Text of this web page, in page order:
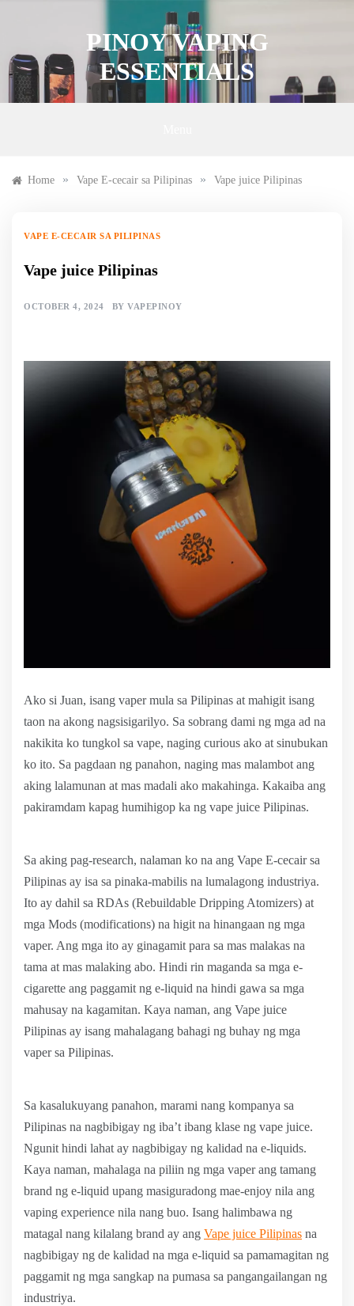
PINOY VAPING
ESSENTIALS
Home » Vape E-cecair sa Pilipinas » Vape juice Pilipinas
VAPE E-CECAIR SA PILIPINAS
Vape juice Pilipinas
OCTOBER 4, 2024 BY VAPEPINOY
Ako si Juan, isang vaper mula sa Pilipinas at mahigit isang
taon na akong nagsisigarilyo. Sa sobrang dami ng mga ad na
nakikita ko tungkol sa vape, naging curious ako at sinubukan
ko ito. Sa pagdaan ng panahon, naging mas malambot ang
aking lalamunan at mas madali ako makahinga. Kakaiba ang
pakiramdam kapag humihigop ka ng vape juice Pilipinas.
Sa aking pag-research, nalaman ko na ang Vape E-cecair sa
Pilipinas ay isa sa pinaka-mabilis na lumalagong industriya.
Ito ay dahil sa RDAs (Rebuildable Dripping Atomizers) at
mga Mods (modifications) na higit na hinangaan ng mga
vaper. Ang mga ito ay ginagamit para sa mas malakas na
tama at mas malaking abo. Hindi rin maganda sa mga e-
cigarette ang paggamit ng e-liquid na hindi gawa sa mga
mahusay na kagamitan. Kaya naman, ang Vape juice
Pilipinas ay isang mahalagang bahagi ng buhay ng mga
vaper sa Pilipinas.
Sa kasalukuyang panahon, marami nang kompanya sa
Pilipinas na nagbibigay ng iba’t ibang klase ng vape juice.
Ngunit hindi lahat ay nagbibigay ng kalidad na e-liquids.
Kaya naman, mahalaga na piliin ng mga vaper ang tamang
brand ng e-liquid upang masiguradong mae-enjoy nila ang
vaping experience nila nang buo. Isang halimbawa ng
matagal nang kilalang brand ay ang Vape juice Pilipinas na
nagbibigay ng de kalidad na mga e-liquid sa pamamagitan ng
paggamit ng mga sangkap na pumasa sa pangangailangan ng
industriya.